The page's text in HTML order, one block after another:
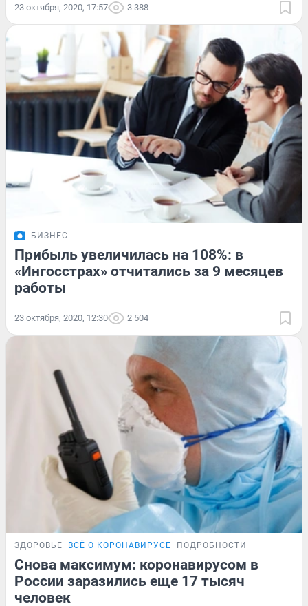
23 октября, 2020, 17:57 3 388
БИЗНЕС
Прибыль увеличилась на 108%: в
«Ингосстрах» отчитались за 9 месяцев
работы
23 октября, 2020, 12:30 2 504
ЗДОРОВЬЕ ВСЁ О КОРОНАВИРУСЕ ПОДРОБНОСТИ
Снова максимум: коронавирусом в
России заразились еще 17 тысяч
человек